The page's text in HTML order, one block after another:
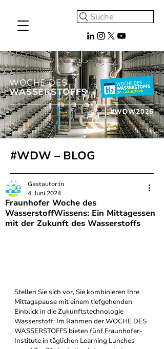
Suche
WOCHE DES
WASSERSTOFFS
#WDW2026
#WDW – BLOG
Fraunhofer Woche des
WasserstoffWissens: Ein Mittagessen
mit der Zukunft des Wasserstoffs
Gastautor:in
4. Juni 2024
Stellen Sie sich vor, Sie kombinieren Ihre
Mittagspause mit einem tiefgehenden
Einblick in die Zukunftstechnologie
Wasserstoff: Im Rahmen der WOCHE DES
WASSERSTOFFS bieten fünf Fraunhofer-
Institute in täglichen Learning Lunches